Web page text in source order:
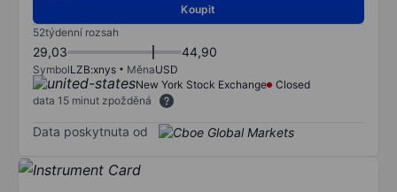
Koupit
52týdenní rozsah
29,03 44,90
SymbolLZB:xnys MěnaUSD
New York Stock Exchange
Closed
data 15 minut zpožděná
Data poskytnuta od